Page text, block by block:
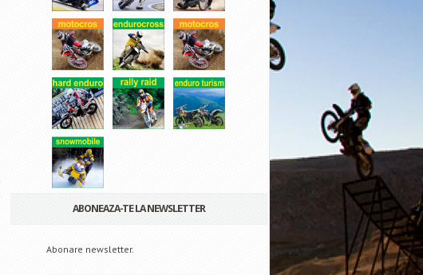
ABONEAZA-TE LA NEWSLETTER
Abonare newsletter.